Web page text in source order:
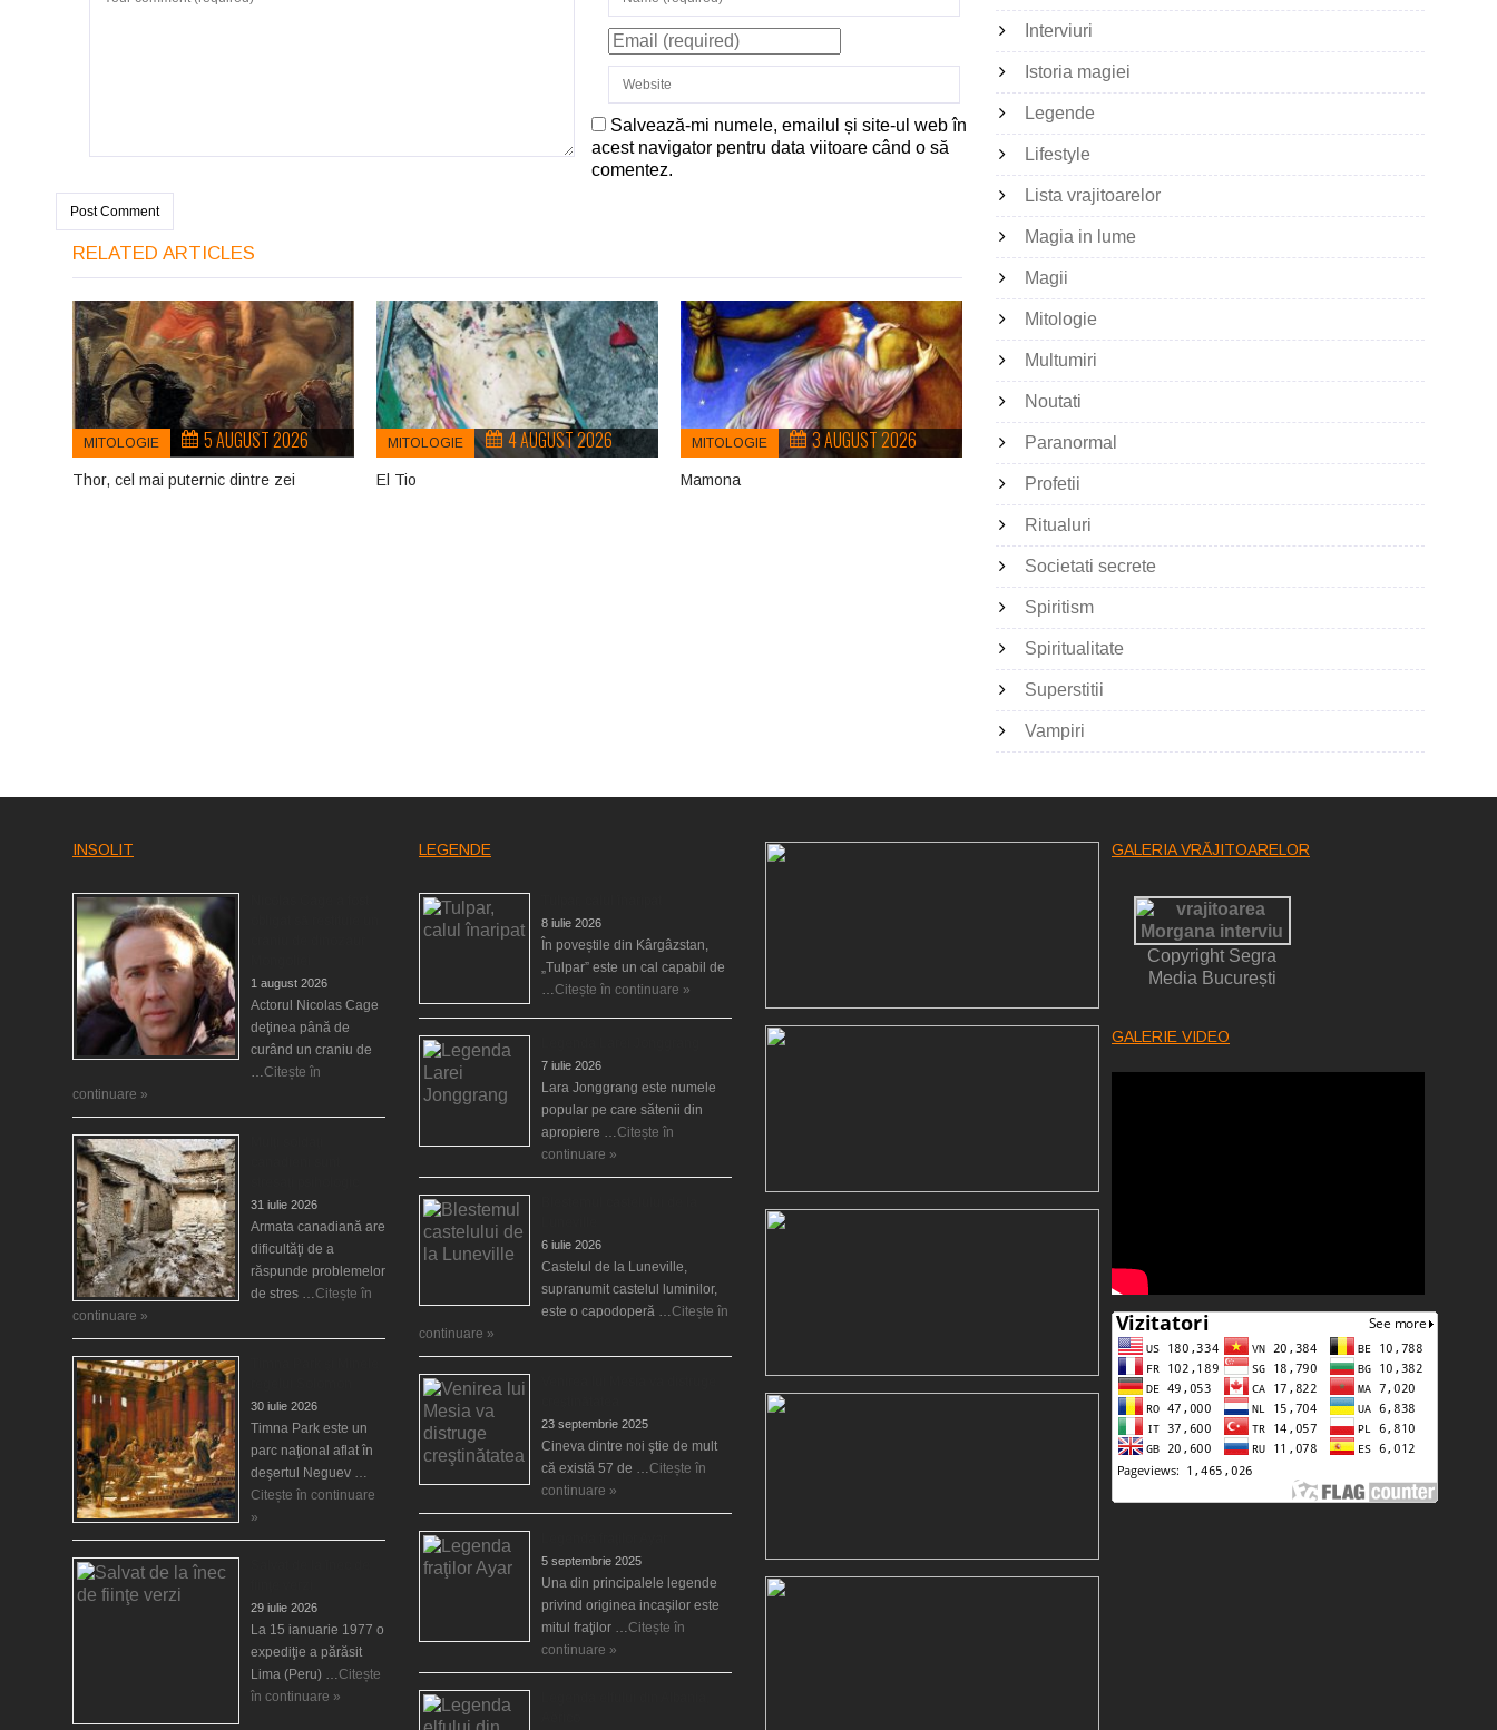
Salvează-mi numele, emailul și site-ul web în
acest navigator pentru data viitoare când o să
comentez.
RELATED ARTICLES
MITOLOGIE 5 AUGUST 2026
Thor, cel mai puternic dintre zei
MITOLOGIE 4 AUGUST 2026
El Tio
MITOLOGIE 3 AUGUST 2026
Mamona
Interviuri
Istoria magiei
Legende
Lifestyle
Lista vrajitoarelor
Magia in lume
Magii
Mitologie
Multumiri
Noutati
Paranormal
Profetii
Ritualuri
Societati secrete
Spiritism
Spiritualitate
Superstitii
Vampiri
INSOLIT
1 august 2026
Actorul Nicolas Cage
deţinea până de
curând un craniu de
…Citește în
continuare »
31 iulie 2026
Armata canadiană are
dificultăţi de a
răspunde problemelor
de stres …Citește în
continuare »
30 iulie 2026
Timna Park este un
parc naţional aflat în
deşertul Neguev …
Citește în continuare
»
29 iulie 2026
La 15 ianuarie 1977 o
expediţie a părăsit
Lima (Peru) …Citește
în continuare »
LEGENDE
8 iulie 2026
În poveștile din Kârgâzstan,
„Tulpar” este un cal capabil de
…Citește în continuare »
7 iulie 2026
Lara Jonggrang este numele
popular pe care sătenii din
apropiere …Citește în
continuare »
6 iulie 2026
Castelul de la Luneville,
supranumit castelul luminilor,
este o capodoperă …Citește în
continuare »
23 septembrie 2025
Cineva dintre noi ştie de mult
că există 57 de …Citește în
continuare »
5 septembrie 2025
Una din principalele legende
privind originea incaşilor este
mitul fraţilor …Citește în
continuare »
GALERIA VRĂJITOARELOR
Copyright Segra
Media București
GALERIE VIDEO